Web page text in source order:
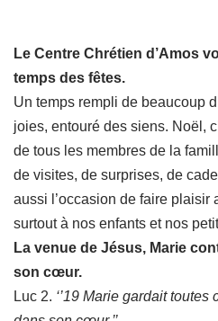
Le Centre Chrétien d’Amos
temps des fêtes.
Un temps rempli de beaucoup
joies, entouré des siens. Noël,
de tous les membres de la
de visites, de surprises, de
aussi l’occasion de faire plaisir
surtout à nos enfants et nos
La venue de Jésus, Marie
son cœur.
Luc 2. ‘’19 Marie gardait